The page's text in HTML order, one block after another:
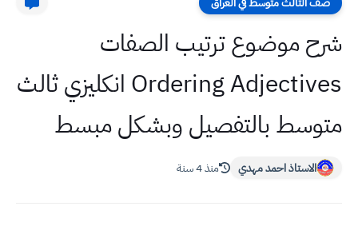
شرح موضوع ترتيب الصفات
Ordering Adjectives انكليزي ثالث
متوسط بالتفصيل وبشكل مبسط
الاستاذ احمد مهدي منذ 4 سنة